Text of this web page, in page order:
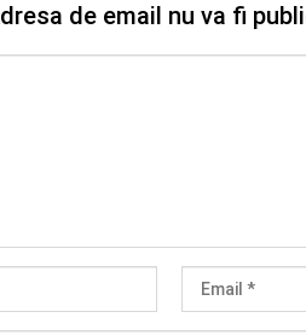
de email nu va fi